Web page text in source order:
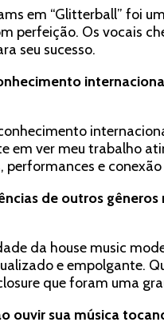
em “Glitterball” foi
perfeição. Os vocais
seu sucesso.
em ver meu trabalho
e
de outros
da house music
e empolgante.
que foram uma
ouvir sua música